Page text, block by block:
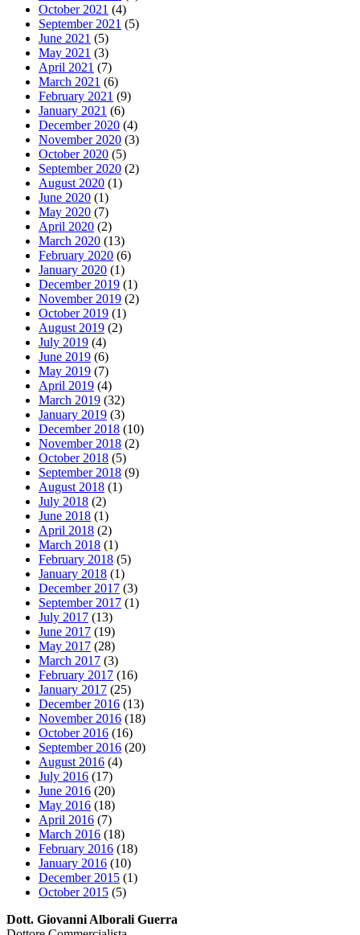
October 2021 (4)
September 2021 (5)
June 2021 (5)
May 2021 (3)
April 2021 (7)
March 2021 (6)
February 2021 (9)
January 2021 (6)
December 2020 (4)
November 2020 (3)
October 2020 (5)
September 2020 (2)
August 2020 (1)
June 2020 (1)
May 2020 (7)
April 2020 (2)
March 2020 (13)
February 2020 (6)
January 2020 (1)
December 2019 (1)
November 2019 (2)
October 2019 (1)
August 2019 (2)
July 2019 (4)
June 2019 (6)
May 2019 (7)
April 2019 (4)
March 2019 (32)
January 2019 (3)
December 2018 (10)
November 2018 (2)
October 2018 (5)
September 2018 (9)
August 2018 (1)
July 2018 (2)
June 2018 (1)
April 2018 (2)
March 2018 (1)
February 2018 (5)
January 2018 (1)
December 2017 (3)
September 2017 (1)
July 2017 (13)
June 2017 (19)
May 2017 (28)
March 2017 (3)
February 2017 (16)
January 2017 (25)
December 2016 (13)
November 2016 (18)
October 2016 (16)
September 2016 (20)
August 2016 (4)
July 2016 (17)
June 2016 (20)
May 2016 (18)
April 2016 (7)
March 2016 (18)
February 2016 (18)
January 2016 (10)
December 2015 (1)
October 2015 (5)
Dott. Giovanni Alborali Guerra